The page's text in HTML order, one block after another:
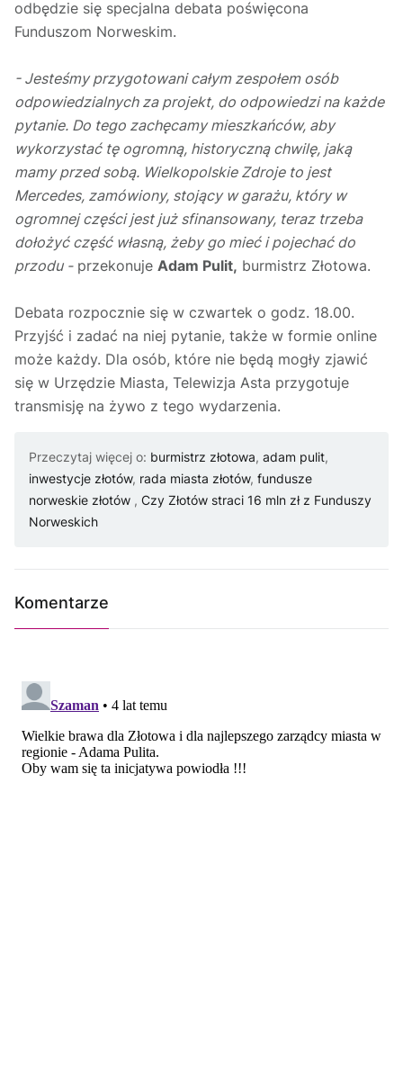
odbędzie się specjalna debata poświęcona
Funduszom Norweskim.
- Jesteśmy przygotowani całym zespołem osób
odpowiedzialnych za projekt, do odpowiedzi na każde
pytanie. Do tego zachęcamy mieszkańców, aby
wykorzystać tę ogromną, historyczną chwilę, jaką
mamy przed sobą. Wielkopolskie Zdroje to jest
Mercedes, zamówiony, stojący w garażu, który w
ogromnej części jest już sfinansowany, teraz trzeba
dołożyć część własną, żeby go mieć i pojechać do
przodu -przekonuje Adam Pulit, burmistrz Złotowa.
Debata rozpocznie się w czwartek o godz. 18.00.
Przyjść i zadać na niej pytanie, także w formie online
może każdy. Dla osób, które nie będą mogły zjawić
się w Urzędzie Miasta, Telewizja Asta przygotuje
transmisję na żywo z tego wydarzenia.
Przeczytaj więcej o: burmistrz złotowa, adam pulit,
inwestycje złotów, rada miasta złotów, fundusze
norweskie złotów , Czy Złotów straci 16 mln zł z Funduszy
Norweskich
Komentarze